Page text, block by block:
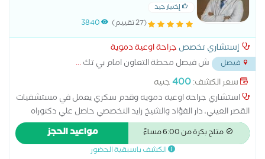
إختيار جيد
(27 تقييم) 3840
إستشاري تخصص جراحة اوعية دموية
فيصل ش فيصل محطة التعاون امام بي تك...
سعر الكشف:400جنيه
استشاري جراحه اوعيه دمويه وقدم سكري يعمل في مستشفيات
القصر العيني، دار الفؤاد والشيخ زايد التخصصي حاصل علي دكتوراه
جراحه الوعيه القصر العيني والبورد المصري في جراحه الاوعيه الدمويه
زميل كليه الجراحيين بانجلترا
متاح بكرة من 6:00 مساءً مواعيد الحجز
الكشف باسبقية الحضور